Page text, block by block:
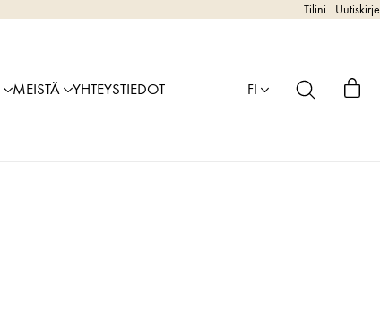
Tilini Uutiskirje
MEISTÄ YHTEYSTIEDOT FI